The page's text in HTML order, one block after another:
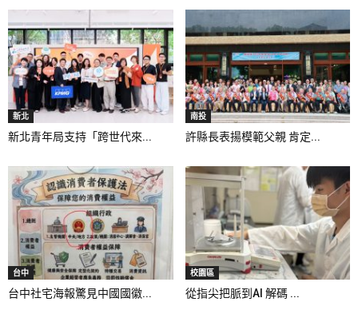
新北
新北青年局支持「跨世代來...
南投
許縣長表揚模範父親 肯定...
台中
台中社宅海報驚見中國國徽...
校園區
從指尖把脈到AI 解碼 ...